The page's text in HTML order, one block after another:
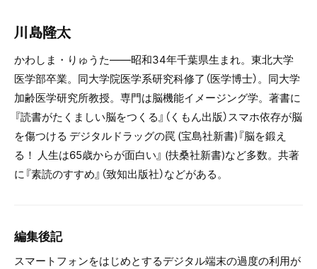
川島隆太
かわしま・りゅうた――昭和34年千葉県生まれ。東北大学
医学部卒業。同大学院医学系研究科修了（医学博士）。同大学
加齢医学研究所教授。専門は脳機能イメージング学。著書に
『読書がたくましい脳をつくる』（くもん出版）スマホ依存が脳
を傷つける デジタルドラッグの罠 (宝島社新書)『脳を鍛え
る！ 人生は65歳からが面白い』 (扶桑社新書)など多数。共著
に『素読のすすめ』（致知出版社）などがある。
編集後記
スマートフォンをはじめとするデジタル端末の過度の利用が